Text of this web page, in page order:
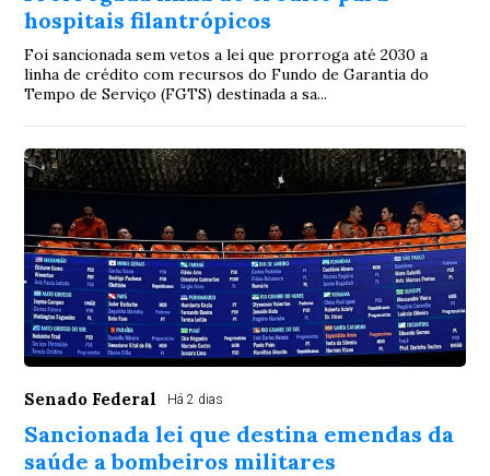
hospitais filantrópicos
Foi sancionada sem vetos a lei que prorroga até 2030 a
linha de crédito com recursos do Fundo de Garantia do
Tempo de Serviço (FGTS) destinada a sa...
Senado Federal Há 2 dias
Sancionada lei que destina emendas da
saúde a bombeiros militares